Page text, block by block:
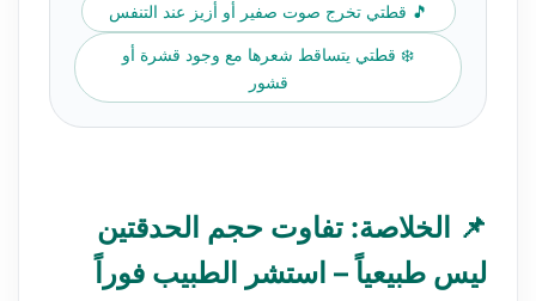
🎵 قطتي تخرج صوت صفير أو أزيز عند التنفس
❄️ قطتي يتساقط شعرها مع وجود قشرة أو
قشور
📌 الخلاصة: تفاوت حجم الحدقتين
ليس طبيعياً – استشر الطبيب فوراً